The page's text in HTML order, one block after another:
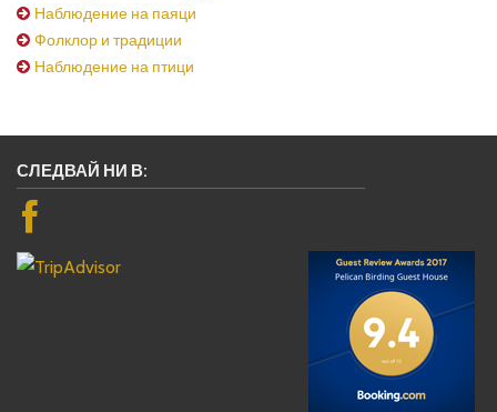
Наблюдение на паяци
Фолклор и традиции
Наблюдение на птици
СЛЕДВАЙ НИ В: